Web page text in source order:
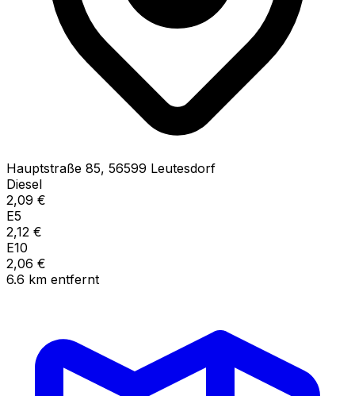
Hauptstraße 85, 56599 Leutesdorf
Diesel
2,09 €
E5
2,12 €
E10
2,06 €
6.6 km entfernt